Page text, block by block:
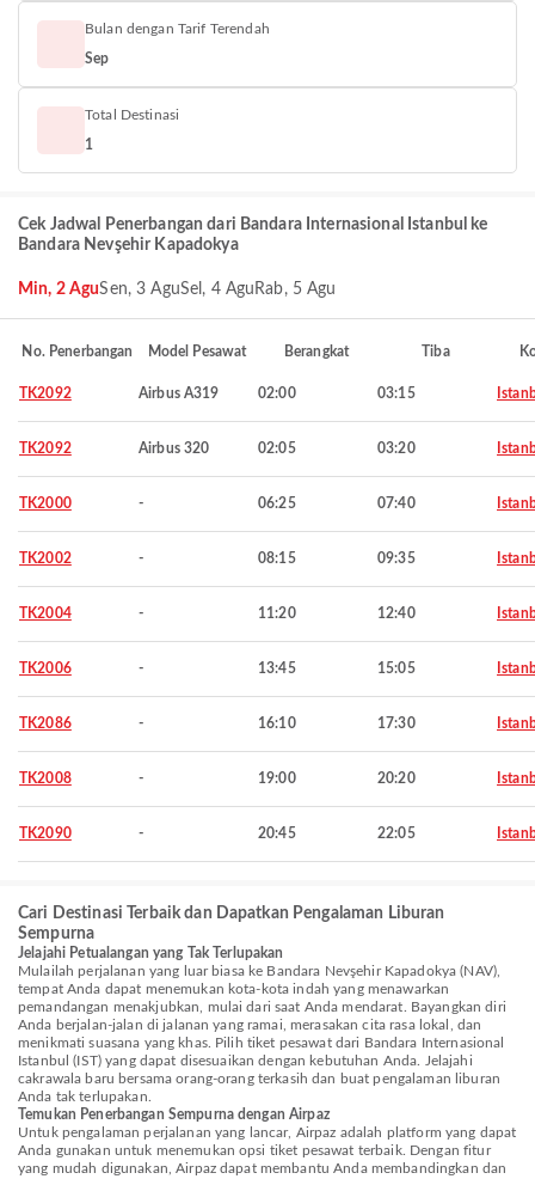
Bulan dengan Tarif Terendah
Sep
Total Destinasi
1
Cek Jadwal Penerbangan dari Bandara Internasional Istanbul ke
Bandara Nevşehir Kapadokya
Min, 2 AguSen, 3 AguSel, 4 Agu Rab, 5 Agu
No. Penerbangan Model Pesawat Berangkat Tiba
TK2092 Airbus A319 02:00 03:15
TK2092 Airbus 320 02:05 03:20
TK2000 - 06:25 07:40
TK2002 - 08:15 09:35
TK2004 - 11:20 12:40
TK2006 - 13:45 15:05
TK2086 - 16:10 17:30
TK2008 - 19:00 20:20
TK2090 - 20:45 22:05
Cari Destinasi Terbaik dan Dapatkan Pengalaman Liburan
Sempurna
Jelajahi Petualangan yang Tak Terlupakan
Mulailah perjalanan yang luar biasa ke Bandara Nevşehir Kapadokya (NAV),
tempat Anda dapat menemukan kota-kota indah yang menawarkan
pemandangan menakjubkan, mulai dari saat Anda mendarat. Bayangkan diri
Anda berjalan-jalan di jalanan yang ramai, merasakan cita rasa lokal, dan
menikmati suasana yang khas. Pilih tiket pesawat dari Bandara Internasional
Istanbul (IST) yang dapat disesuaikan dengan kebutuhan Anda. Jelajahi
cakrawala baru bersama orang-orang terkasih dan buat pengalaman liburan
Anda tak terlupakan.
Temukan Penerbangan Sempurna dengan Airpaz
Untuk pengalaman perjalanan yang lancar, Airpaz adalah platform yang dapat
Anda gunakan untuk menemukan opsi tiket pesawat terbaik. Dengan fitur
yang mudah digunakan, Airpaz dapat membantu Anda membandingkan dan